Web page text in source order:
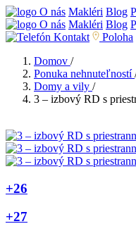
O nás Makléri Blog
O nás Makléri Blog
Kontakt
Poloha
Domov /
Ponuka nehnuteľností
Domy a vily /
3 – izbový RD s
+26
+27